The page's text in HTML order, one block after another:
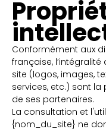
Conformément aux
française,
site (logos, images,
services, etc.) sont la
de ses partenaires.
La consultation et
{nom_du_site} ne